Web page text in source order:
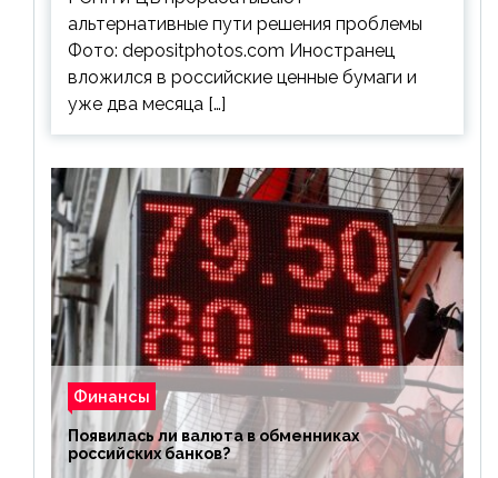
альтернативные пути решения проблемы
Фото: depositphotos.com Иностранец
вложился в российские ценные бумаги и
уже два месяца […]
Финансы
Появилась ли валюта в обменниках
российских банков?